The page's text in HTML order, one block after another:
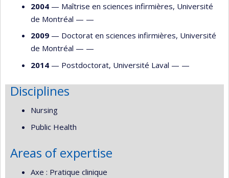
2004 — Maîtrise en sciences infirmières, Université
de Montréal — —
2009 — Doctorat en sciences infirmières, Université
de Montréal — —
2014 — Postdoctorat, Université Laval — —
Disciplines
Nursing
Public Health
Areas of expertise
Axe : Pratique clinique